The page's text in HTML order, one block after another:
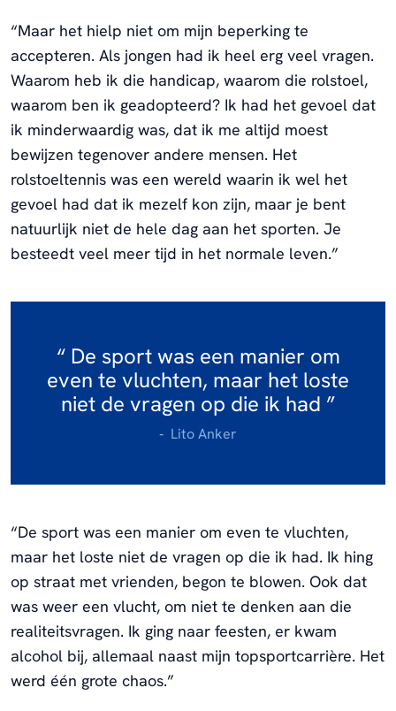
“Maar het hielp niet om mijn beperking te
accepteren. Als jongen had ik heel erg veel vragen.
Waarom heb ik die handicap, waarom die rolstoel,
waarom ben ik geadopteerd? Ik had het gevoel dat
ik minderwaardig was, dat ik me altijd moest
bewijzen tegenover andere mensen. Het
rolstoeltennis was een wereld waarin ik wel het
gevoel had dat ik mezelf kon zijn, maar je bent
natuurlijk niet de hele dag aan het sporten. Je
besteedt veel meer tijd in het normale leven.”
De sport was een manier om
even te vluchten, maar het loste
niet de vragen op die ik had
Lito Anker
“De sport was een manier om even te vluchten,
maar het loste niet de vragen op die ik had. Ik hing
op straat met vrienden, begon te blowen. Ook dat
was weer een vlucht, om niet te denken aan die
realiteitsvragen. Ik ging naar feesten, er kwam
alcohol bij, allemaal naast mijn topsportcarrière. Het
werd één grote chaos.”